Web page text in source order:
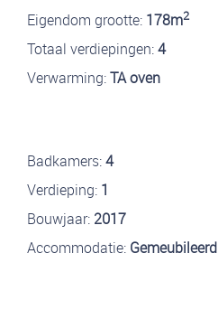
Eigendom grootte: 178m2
Totaal verdiepingen:4
Verwarming:TA oven
Badkamers:4
Verdieping: 1
Bouwjaar: 2017
Accommodatie: Gemeubileerd